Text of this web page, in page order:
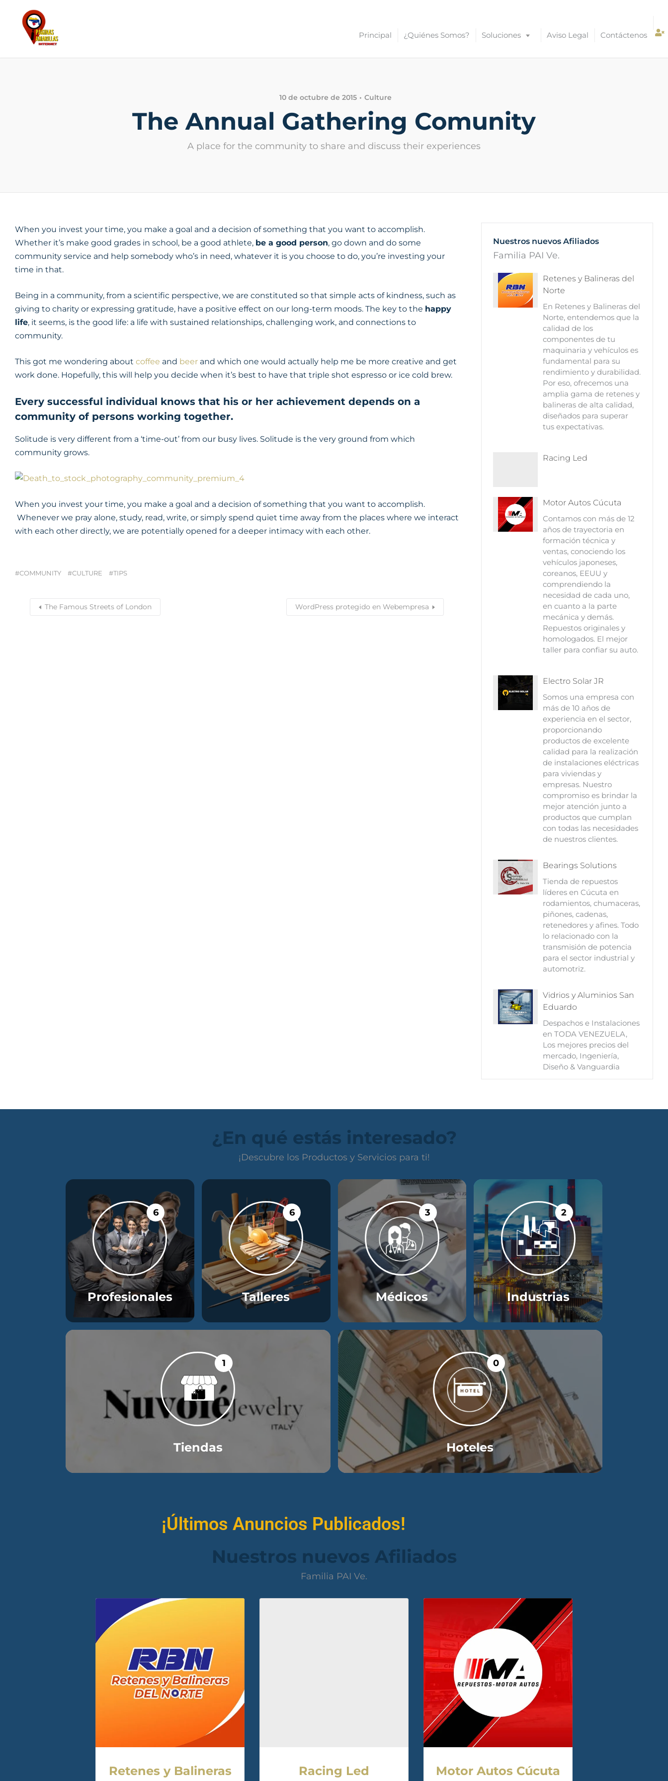
Principal ¿Quiénes Somos? Soluciones Aviso Legal Contáctenos
10 de octubre de 2015 Culture
The Annual Gathering Comunity
A place for the community to share and discuss their experiences
When you invest your time, you make a goal and a decision of something that you want to accomplish.
Whether it’s make good grades in school, be a good athlete, be a good person, go down and do some
community service and help somebody who’s in need, whatever it is you choose to do, you’re investing your
time in that.
Being in a community, from a scientific perspective, we are constituted so that simple acts of kindness, such as
giving to charity or expressing gratitude, have a positive effect on our long-term moods. The key to the happy
life, it seems, is the good life: a life with sustained relationships, challenging work, and connections to
community.
This got me wondering about coffee and beer and which one would actually help me be more creative and get
work done. Hopefully, this will help you decide when it’s best to have that triple shot espresso or ice cold brew.
Every successful individual knows that his or her achievement depends on a
community of persons working together.
Solitude is very different from a ‘time-out’ from our busy lives. Solitude is the very ground from which
community grows.
When you invest your time, you make a goal and a decision of something that you want to accomplish.
Whenever we pray alone, study, read, write, or simply spend quiet time away from the places where we interact
with each other directly, we are potentially opened for a deeper intimacy with each other.
COMMUNITY CULTURE TIPS
The Famous Streets of London WordPress protegido en Webempresa
Nuestros nuevos Afiliados
Familia PAI Ve.
Retenes y Balineras del
Norte
En Retenes y Balineras del
Norte, entendemos que la
calidad de los
componentes de tu
maquinaria y vehículos es
fundamental para su
rendimiento y durabilidad.
Por eso, ofrecemos una
amplia gama de retenes y
balineras de alta calidad,
diseñados para superar
tus expectativas.
Racing Led
Motor Autos Cúcuta
Contamos con más de 12
años de trayectoria en
formación técnica y
ventas, conociendo los
vehículos japoneses,
coreanos, EEUU y
comprendiendo la
necesidad de cada uno,
en cuanto a la parte
mecánica y demás.
Repuestos originales y
homologados. El mejor
taller para confiar su auto.
Electro Solar JR
Somos una empresa con
más de 10 años de
experiencia en el sector,
proporcionando
productos de excelente
calidad para la realización
de instalaciones eléctricas
para viviendas y
empresas. Nuestro
compromiso es brindar la
mejor atención junto a
productos que cumplan
con todas las necesidades
de nuestros clientes.
Bearings Solutions
Tienda de repuestos
líderes en Cúcuta en
rodamientos, chumaceras,
piñones, cadenas,
retenedores y afines. Todo
lo relacionado con la
transmisión de potencia
para el sector industrial y
automotriz.
Vidrios y Aluminios San
Eduardo
Despachos e Instalaciones
en TODA VENEZUELA,
Los mejores precios del
mercado, Ingeniería,
Diseño & Vanguardia
¿En qué estás interesado?
¡Descubre los Productos y Servicios para ti!
6
Profesionales
6
Talleres
3
Médicos
2
Industrias
1
Tiendas
0
Hoteles
¡Últimos Anuncios Publicados!
Nuestros nuevos Afiliados
Familia PAI Ve.
Retenes y Balineras
Racing Led Motor Autos Cúcuta